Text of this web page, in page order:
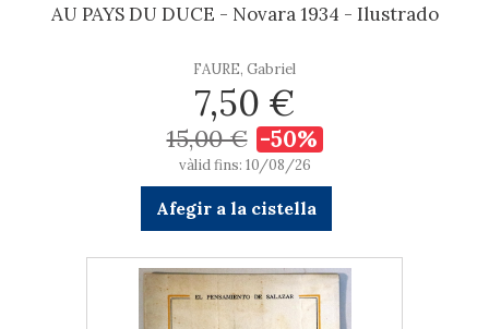
AU PAYS DU DUCE - Novara 1934 - Ilustrado
FAURE, Gabriel
7,50 €
15,00 € -50%
vàlid fins: 10/08/26
Afegir a la cistella